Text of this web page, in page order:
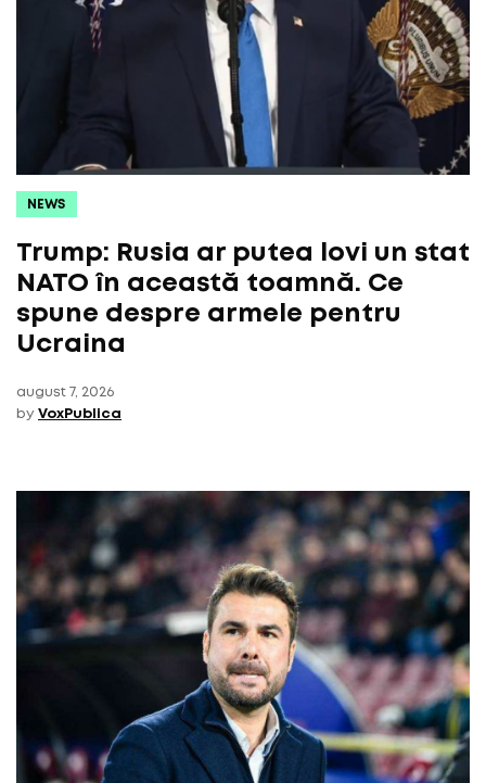
NEWS
Trump: Rusia ar putea lovi un stat
NATO în această toamnă. Ce
spune despre armele pentru
Ucraina
august 7, 2026
by VoxPublica